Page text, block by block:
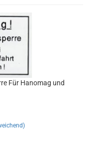
Für Hanomag und